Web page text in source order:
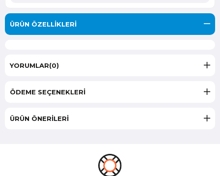
ÜRÜN ÖZELLIKLERI
YORUMLAR(0)
ÖDEME SEÇENEKLERI
ÜRÜN ÖNERILERI